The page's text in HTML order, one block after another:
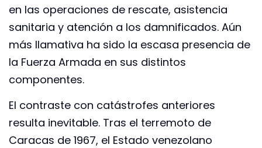
en las operaciones de rescate, asistencia
sanitaria y atención a los damnificados. Aún
más llamativa ha sido la escasa presencia de
la Fuerza Armada en sus distintos
componentes.
El contraste con catástrofes anteriores
resulta inevitable. Tras el terremoto de
Caracas de 1967, el Estado venezolano